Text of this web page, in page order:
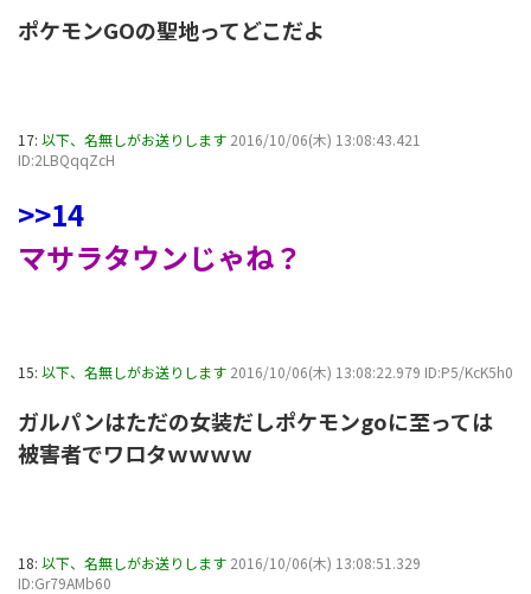
ポケモンGOの聖地ってどこだよ
17: 以下、名無しがお送りします 2016/10/06(木) 13:08:43.421
ID:2LBQqqZcH
>>14
マサラタウンじゃね？
15: 以下、名無しがお送りします 2016/10/06(木) 13:08:22.979 ID:P5/KcK5h0
ガルパンはただの女装だしポケモンgoに至っては
被害者でワロタｗｗｗｗ
18: 以下、名無しがお送りします 2016/10/06(木) 13:08:51.329
ID:Gr79AMb60